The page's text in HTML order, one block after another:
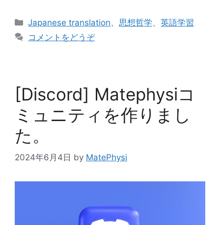
カ
テ
Japanese translation、思想哲学、英語学習
コメントをどうぞ
[Discord] Matephysiコ
ミュニティを作りまし
た。
2024年6月4日 by MatePhysi